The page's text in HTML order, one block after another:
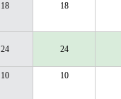
18 18
24 24
10 10